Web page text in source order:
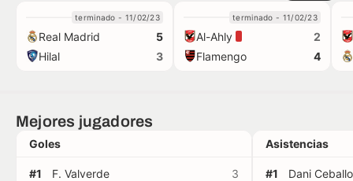
Camisetas
terminado - 11/02/23
Real Madrid
5
Hilal
3
terminado - 11/02/23
Al-Ahly
2
Flamengo
4
Mejores jugadores
Goles
#1 F. Valverde 3
Asistencias
#1 Dani